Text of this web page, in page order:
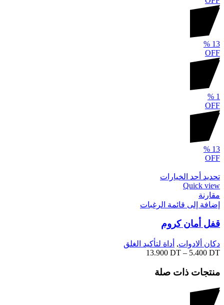
13
%
OFF
1
%
OFF
13
%
OFF
تحديد أحد الخيارات
Quick view
مقارنة
إضافة إلى قائمة الرغبات
قفل أمان كروم
دكان ألادوات, أداة لتأكيد الغلق
5.400 DT
–
13.900 DT
منتجات ذات صلة